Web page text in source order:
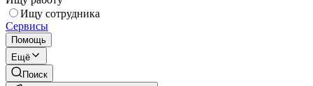
Ищу сотрудника
Сервисы
Помощь
Ещё
Поиск